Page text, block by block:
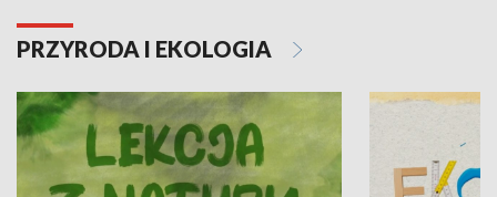
PRZYRODA I EKOLOGIA